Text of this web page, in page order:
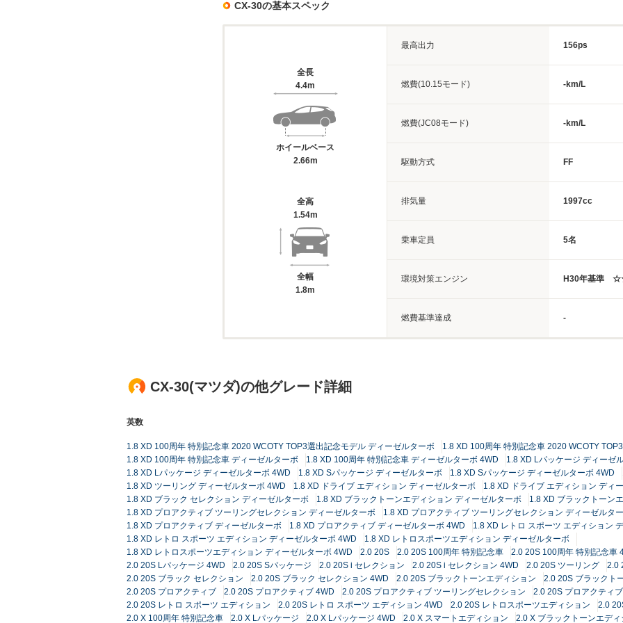
CX-30の基本スペック
全長
4.4m
ホイールベース
2.66m
全高
1.54m
全幅
1.8m
最高出力 156ps
燃費(10.15モード) -km/L
燃費(JC08モード) -km/L
駆動方式 FF
排気量 1997cc
乗車定員 5名
環境対策エンジン H30年基準
燃費基準達成 -
CX-30(マツダ)の他グレード詳細
英数
1.8 XD 100周年 特別記念車 2020 WCOTY TOP3選出記念モデル ディーゼルターボ
1.8 XD 100周年 特別記念車 2020 WCOTY
1.8 XD 100周年 特別記念車 ディーゼルターボ
1.8 XD 100周年 特別記念車 ディーゼルターボ 4WD
1.8 XD Lパッケージ ディーゼ
1.8 XD Lパッケージ ディーゼルターボ 4WD
1.8 XD Sパッケージ ディーゼルターボ 1.8 XD Sパッケージ ディーゼルターボ 4WD
1.8 XD ツーリング ディーゼルターボ 4WD
1.8 XD ドライブ エディション ディーゼルターボ
1.8 XD ドライブ エディション ディ
1.8 XD ブラック セレクション ディーゼルターボ
1.8 XD ブラックトーンエディション ディーゼルターボ
1.8 XD ブラックトーン
1.8 XD プロアクティブ ツーリングセレクション ディーゼルターボ
1.8 XD プロアクティブ ツーリングセレクション ディーゼルタ
1.8 XD プロアクティブ ディーゼルターボ
1.8 XD プロアクティブ ディーゼルターボ 4WD
1.8 XD レトロ スポーツ エディション
1.8 XD レトロ スポーツ エディション ディーゼルターボ 4WD
1.8 XD レトロスポーツエディション ディーゼルターボ
1.8 XD レトロスポーツエディション ディーゼルターボ 4WD
2.0 20S 2.0 20S 100周年 特別記念車
2.0 20S 100周年 特別記念車
2.0 20S Lパッケージ 4WD
2.0 20S Sパッケージ 2.0 20S i セレクション 2.0 20S i セレクション 4WD 2.0 20S ツーリング
2.0
2.0 20S ブラック セレクション
2.0 20S ブラック セレクション 4WD 2.0 20S ブラックトーンエディション
2.0 20S ブラックト
2.0 20S プロアクティブ
2.0 20S プロアクティブ 4WD 2.0 20S プロアクティブ ツーリングセレクション
2.0 20S プロアクティ
2.0 20S レトロ スポーツ エディション
2.0 20S レトロ スポーツ エディション 4WD 2.0 20S レトロスポーツエディション
2.0
2.0 X 100周年 特別記念車
2.0 X Lパッケージ 2.0 X Lパッケージ 4WD 2.0 X スマートエディション 2.0 X ブラックトーンエディ